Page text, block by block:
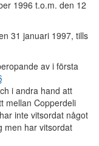
1996 t.o.m. den 12
31 januari 1997, tills
av i första
i andra hand att
mellan Copperdeli
inte vitsordat något
men har vitsordat